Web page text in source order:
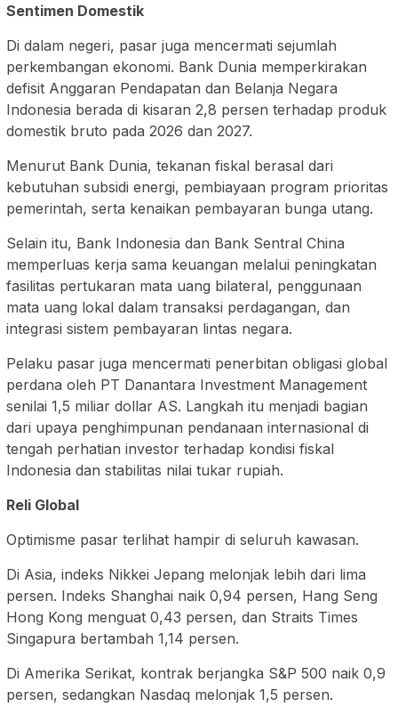
Sentimen Domestik
Di dalam negeri, pasar juga mencermati sejumlah
perkembangan ekonomi. Bank Dunia memperkirakan
defisit Anggaran Pendapatan dan Belanja Negara
Indonesia berada di kisaran 2,8 persen terhadap produk
domestik bruto pada 2026 dan 2027.
Menurut Bank Dunia, tekanan fiskal berasal dari
kebutuhan subsidi energi, pembiayaan program prioritas
pemerintah, serta kenaikan pembayaran bunga utang.
Selain itu, Bank Indonesia dan Bank Sentral China
memperluas kerja sama keuangan melalui peningkatan
fasilitas pertukaran mata uang bilateral, penggunaan
mata uang lokal dalam transaksi perdagangan, dan
integrasi sistem pembayaran lintas negara.
Pelaku pasar juga mencermati penerbitan obligasi global
perdana oleh PT Danantara Investment Management
senilai 1,5 miliar dollar AS. Langkah itu menjadi bagian
dari upaya penghimpunan pendanaan internasional di
tengah perhatian investor terhadap kondisi fiskal
Indonesia dan stabilitas nilai tukar rupiah.
Reli Global
Optimisme pasar terlihat hampir di seluruh kawasan.
Di Asia, indeks Nikkei Jepang melonjak lebih dari lima
persen. Indeks Shanghai naik 0,94 persen, Hang Seng
Hong Kong menguat 0,43 persen, dan Straits Times
Singapura bertambah 1,14 persen.
Di Amerika Serikat, kontrak berjangka S&P 500 naik 0,9
persen, sedangkan Nasdaq melonjak 1,5 persen.